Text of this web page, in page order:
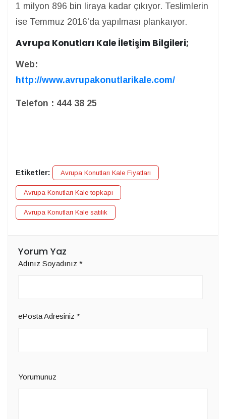
1 milyon 896 bin liraya kadar çıkıyor. Teslimlerin
ise Temmuz 2016'da yapılması plankaıyor.
Avrupa Konutları Kale İletişim Bilgileri;
Web:
http://www.avrupakonutlarikale.com/
Telefon : 444 38 25
Etiketler: Avrupa Konutları Kale Fiyatları
Avrupa Konutları Kale topkapı
Avrupa Konutları Kale satılık
Yorum Yaz
Adınız Soyadınız *
ePosta Adresiniz *
Yorumunuz